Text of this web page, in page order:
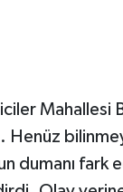
Mahallesi
dumanı fark